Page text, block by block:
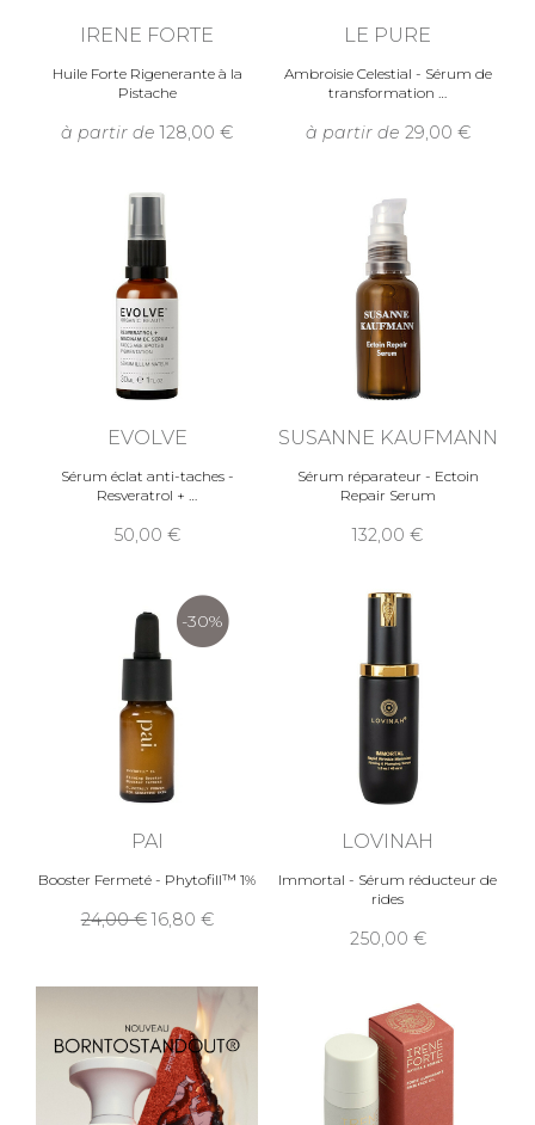
IRENE FORTE
Huile Forte Rigenerante à la
Pistache
à partir de 128,00
LE PURE
Ambroisie Celestial - Sérum de
transformation
à partir de 29,00
EVOLVE
Sérum éclat anti-taches -
Resveratrol +
50,00
SUSANNE KAUFMANN
Sérum réparateur - Ectoin
Repair Serum
132,00
-30%
PAI
Booster Fermeté - Phytofill™ 1%
24,00 16,80
LOVINAH
Immortal - Sérum réducteur de
rides
250,00